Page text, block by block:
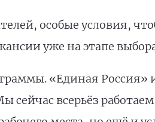
особые условия,
уже на этапе
«Единая
сейчас всерьёз